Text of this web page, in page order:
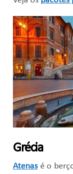
Grécia
Atenasé o